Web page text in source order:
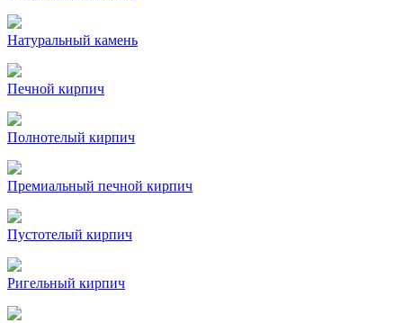
Натуральный камень
Печной кирпич
Полнотелый кирпич
Премиальный печной кирпич
Пустотелый кирпич
Ригельный кирпич